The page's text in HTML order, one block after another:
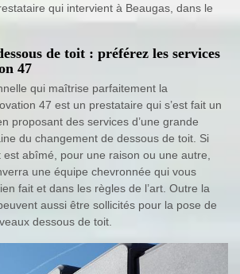
qui intervient à Beaugas, dans le
de toit : préférez les services
47
qui maîtrise parfaitement la
47 est un prestataire qui s’est fait un
proposant des services d’une grande
du changement de dessous de toit. Si
abîmé, pour une raison ou une autre,
une équipe chevronnée qui vous
fait et dans les règles de l’art. Outre la
aussi être sollicités pour la pose de
dessous de toit.